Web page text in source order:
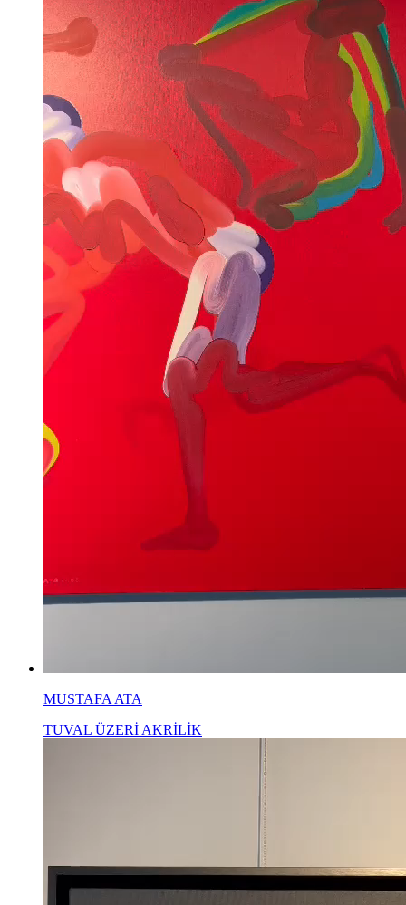
MUSTAFA ATA
TUVAL ÜZERİ AKRİLİK